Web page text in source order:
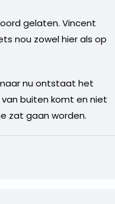
gelaten. Vincent
nou zowel hier als op
nu ontstaat het
buiten komt en niet
zat gaan worden.